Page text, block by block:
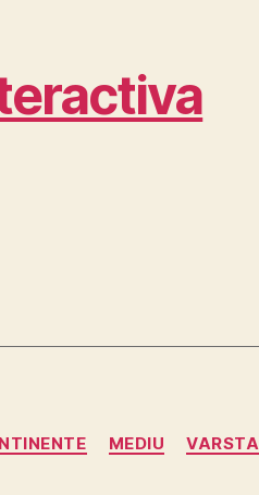
MEDIU VARSTA